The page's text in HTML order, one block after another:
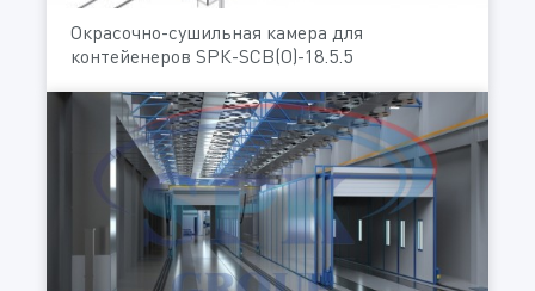
Окрасочно-сушильная камера для
контейенеров SРК-SCB(O)-18.5.5